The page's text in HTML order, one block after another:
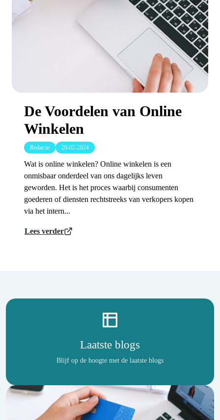
De Voordelen van Online
Winkelen
Redactie 20-02-2024
Wat is online winkelen? Online winkelen is een
onmisbaar onderdeel van ons dagelijks leven
geworden. Het is het proces waarbij consumenten
goederen of diensten rechtstreeks van verkopers kopen
via het intern...
Lees verder
Laatste blogs
Blijf op de hoogte met de laatste blogs